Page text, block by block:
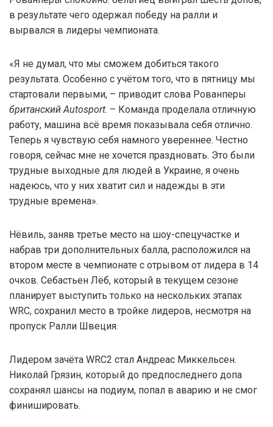
в результате чего одержал победу на ралли и
вырвался в лидеры чемпионата.
«Я не думал, что мы сможем добиться такого
результата. Особенно с учётом того, что в пятницу мы
стартовали первыми, – приводит слова Рованперы
британский Autosport. – Команда проделала отличную
работу, машина всё время показывала себя отлично.
Теперь я чувствую себя намного увереннее. Честно
говоря, сейчас мне не хочется праздновать. Это были
трудные выходные для людей в Украине, я очень
надеюсь, что у них хватит сил и надежды в эти
трудные времена».
Нёвиль, заняв третье место на шоу-спецучастке и
набрав три дополнительных балла, расположился на
втором месте в чемпионате с отрывом от лидера в 14
очков. Себастьен Лёб, который в текущем сезоне
планирует выступить только на нескольких этапах
WRC, сохранил место в тройке лидеров, несмотря на
пропуск Ралли Швеция.
Лидером зачёта WRC2 стал Андреас Миккельсен.
Николай Грязин, который до предпоследнего допа
сохранял шансы на подиум, попал в аварию и не смог
финишировать.